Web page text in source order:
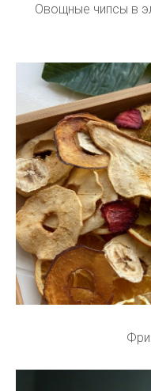
Овощные чипсы в